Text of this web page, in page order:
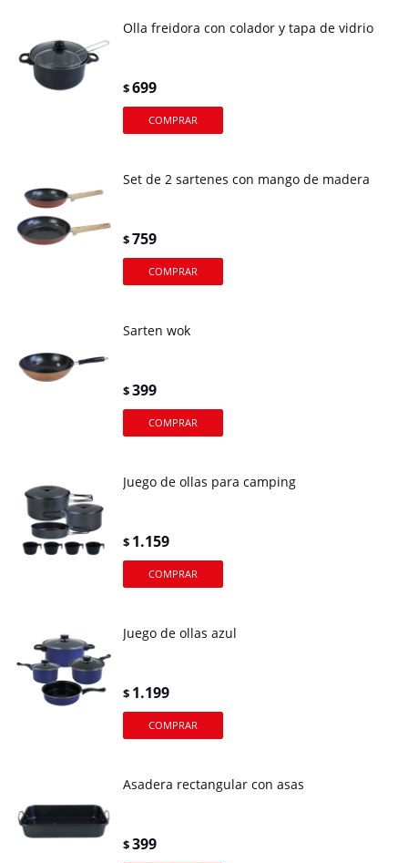
Olla freidora con colador y tapa de vidrio
$699
Set de 2 sartenes con mango de madera
$759
Sarten wok
$399
Juego de ollas para camping
$ 1.159
Juego de ollas azul
$ 1.199
Asadera rectangular con asas
$399